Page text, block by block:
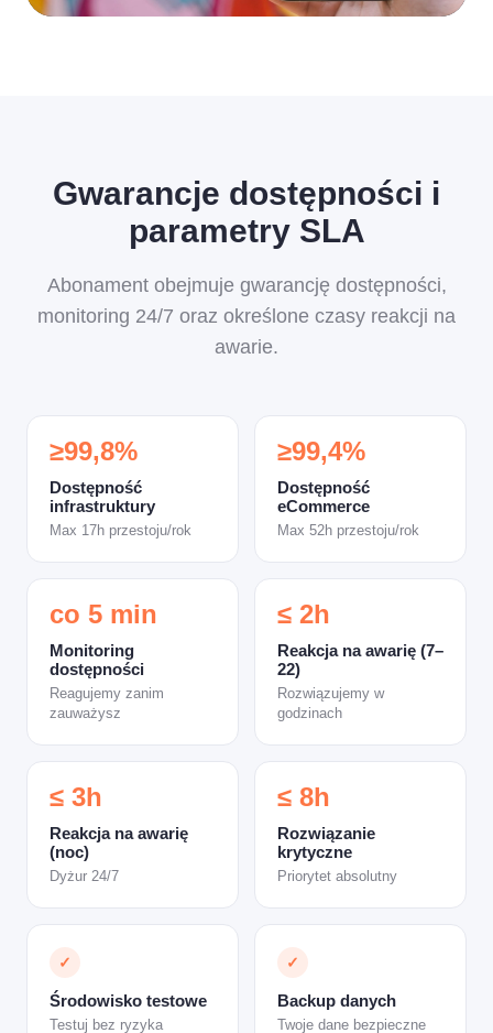
Gwarancje dostępności i
parametry SLA
Abonament obejmuje gwarancję dostępności,
monitoring 24/7 oraz określone czasy reakcji na
awarie.
≥99,8%
Dostępność
infrastruktury
Max 17h przestoju/rok
≥99,4%
Dostępność
eCommerce
Max 52h przestoju/rok
co 5 min
Monitoring
dostępności
Reagujemy zanim
zauważysz
≤ 2h
Reakcja na awarię (7–
22)
Rozwiązujemy w
godzinach
≤ 3h
Reakcja na awarię
(noc)
Dyżur 24/7
≤ 8h
Rozwiązanie
krytyczne
Priorytet absolutny
✓
Środowisko testowe
Testuj bez ryzyka
✓
Backup danych
Twoje dane bezpieczne